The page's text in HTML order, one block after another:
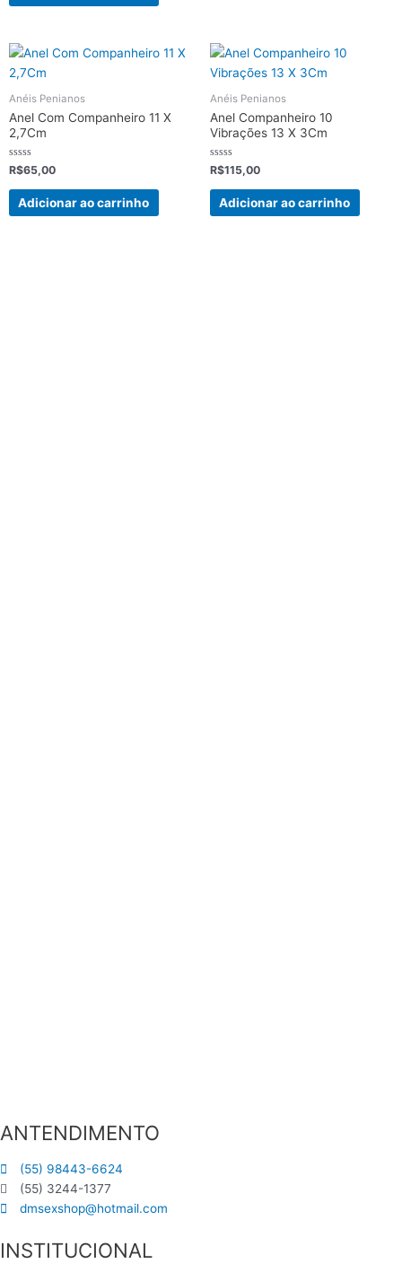
Anéis Penianos
Anel Com Companheiro 11 X
2,7Cm
Avaliação
0
de
R$65,00
Adicionar ao carrinho
Anéis Penianos
Anel Companheiro 10
Vibrações 13 X 3Cm
Avaliação
0
de
R$115,00
Adicionar ao carrinho
ANTENDIMENTO
(55) 98443-6624
(55) 3244-1377
dmsexshop@hotmail.com
INSTITUCIONAL